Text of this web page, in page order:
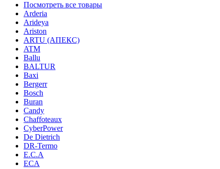
Посмотреть все товары
Arderia
Arideya
Ariston
ARTU (АПЕКС)
ATM
Ballu
BALTUR
Baxi
Bergerr
Bosch
Buran
Candy
Chaffoteaux
CyberPower
De Dietrich
DR-Termo
E.C.A
ECA